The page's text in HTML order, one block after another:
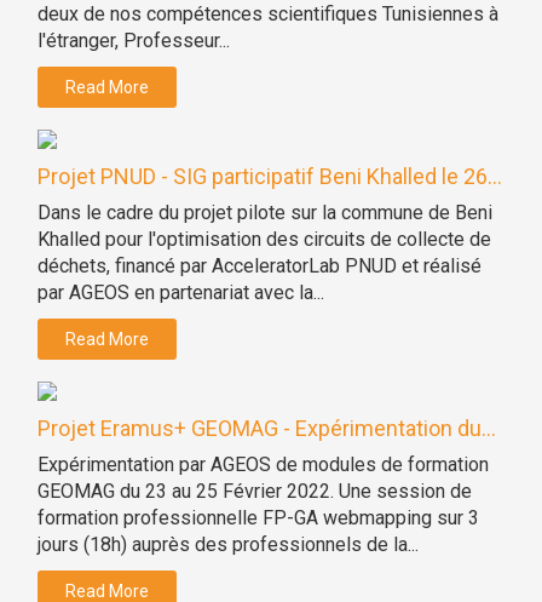
deux de nos compétences scientifiques Tunisiennes à
l'étranger, Professeur...
Read More
Projet PNUD - SIG participatif Beni Khalled le 26...
Dans le cadre du projet pilote sur la commune de Beni
Khalled pour l'optimisation des circuits de collecte de
déchets, financé par AcceleratorLab PNUD et réalisé
par AGEOS en partenariat avec la...
Read More
Projet Eramus+ GEOMAG - Expérimentation du...
Expérimentation par AGEOS de modules de formation
GEOMAG du 23 au 25 Février 2022. Une session de
formation professionnelle FP-GA webmapping sur 3
jours (18h) auprès des professionnels de la...
Read More